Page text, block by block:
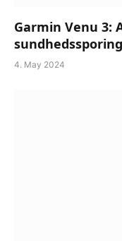
Garmin Venu 3:
4. May 2024